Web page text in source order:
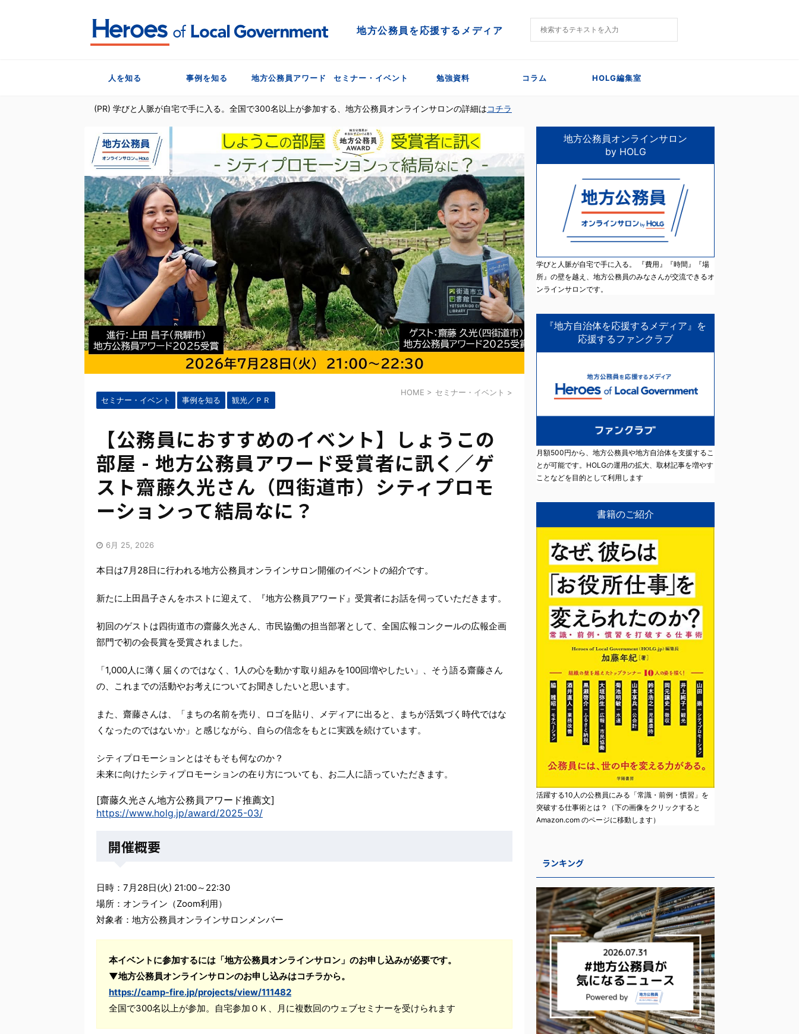
地方公務員を応援するメディア
人を知る 事例を知る 地方公務員アワード セミナー・イベント 勉強資料 コラム HOLG編集室
(PR) 学びと人脈が自宅で手に入る。全国で300名以上が参加する、地方公務員オンラインサロンの詳細はコチラ
HOME > セミナー・イベント >
セミナー・イベント
事例を知る 観光／ＰＲ
【公務員におすすめのイベント】しょうこの
部屋 - 地方公務員アワード受賞者に訊く／ゲ
スト齋藤久光さん（四街道市）シティプロモ
ーションって結局なに？
6月 25, 2026
本日は7月28日に行われる地方公務員オンラインサロン開催のイベントの紹介です。
新たに上田昌子さんをホストに迎えて、『地方公務員アワード』受賞者にお話を伺っていただきます。
初回のゲストは四街道市の齋藤久光さん、市民協働の担当部署として、全国広報コンクールの広報企画
部門で初の会長賞を受賞されました。
「1,000人に薄く届くのではなく、1人の心を動かす取り組みを100回増やしたい」、そう語る齋藤さん
の、これまでの活動やお考えについてお聞きしたいと思います。
また、齋藤さんは、「まちの名前を売り、ロゴを貼り、メディアに出ると、まちが活気づく時代ではな
くなったのではないか」と感じながら、自らの信念をもとに実践を続けています。
シティプロモーションとはそもそも何なのか？
未来に向けたシティプロモーションの在り方についても、お二人に語っていただきます。
[齋藤久光さん地方公務員アワード推薦文]
https://www.holg.jp/award/2025-03/
開催概要
日時：7月28日(火) 21:00～22:30
場所：オンライン（Zoom利用）
対象者：地方公務員オンラインサロンメンバー
本イベントに参加するには「地方公務員オンラインサロン」のお申し込みが必要です。
▼地方公務員オンラインサロンのお申し込みはコチラから。
https://camp-fire.jp/projects/view/111482
全国で300名以上が参加。自宅参加ＯＫ、月に複数回のウェブセミナーを受けられます
地方公務員オンラインサロン
by HOLG
学びと人脈が自宅で手に入る。 『費用』『時間』『場
所』の壁を越え、地方公務員のみなさんが交流できるオ
ンラインサロンです。
『地方自治体を応援するメディア』を
応援するファンクラブ
月額500円から、地方公務員や地方自治体を支援するこ
とが可能です。HOLGの運用の拡大、取材記事を増やす
ことなどを目的として利用します
書籍のご紹介
活躍する10人の公務員にみる「常識・前例・慣習」を
突破する仕事術とは？（下の画像をクリックすると
Amazon.com のページに移動します）
ランキング